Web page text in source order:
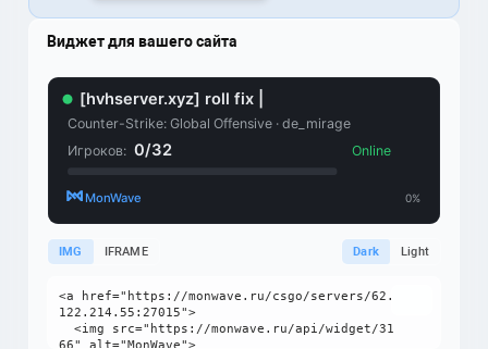
Виджет для вашего сайта
IMG IFRAME Dark Light